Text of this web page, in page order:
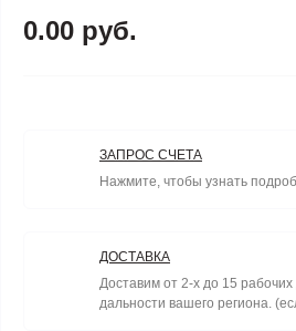
0.00 руб.
ЗАПРОС СЧЕТА
Нажмите, чтобы узнать
ДОСТАВКА
Доставим от 2-х до 15 рабочих
дальности вашего региона.